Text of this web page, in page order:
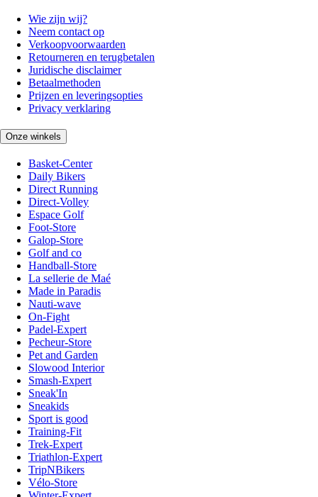
Wie zijn wij?
Neem contact op
Verkoopvoorwaarden
Retourneren en terugbetalen
Juridische disclaimer
Betaalmethoden
Prijzen en leveringsopties
Privacy verklaring
Onze winkels
Basket-Center
Daily Bikers
Direct Running
Direct-Volley
Espace Golf
Foot-Store
Galop-Store
Golf and co
Handball-Store
La sellerie de Maé
Made in Paradis
Nauti-wave
On-Fight
Padel-Expert
Pecheur-Store
Pet and Garden
Slowood Interior
Smash-Expert
Sneak'In
Sneakids
Sport is good
Training-Fit
Trek-Expert
Triathlon-Expert
TripNBikers
Vélo-Store